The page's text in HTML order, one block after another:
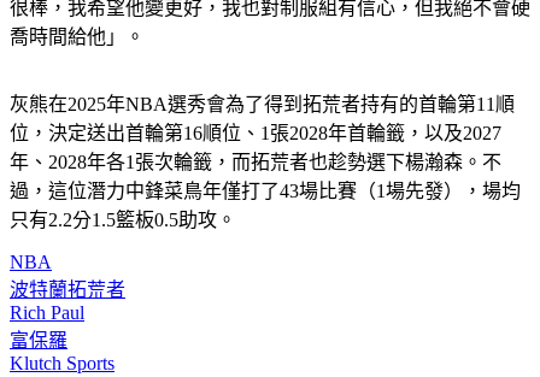
很棒，我希望他變更好，我也對制服組有信心，但我絕不會硬
喬時間給他」。
灰熊在2025年NBA選秀會為了得到拓荒者持有的首輪第11順
位，決定送出首輪第16順位、1張2028年首輪籤，以及2027
年、2028年各1張次輪籤，而拓荒者也趁勢選下楊瀚森。不
過，這位潛力中鋒菜鳥年僅打了43場比賽（1場先發），場均
只有2.2分1.5籃板0.5助攻。
NBA
波特蘭拓荒者
Rich Paul
富保羅
Klutch Sports